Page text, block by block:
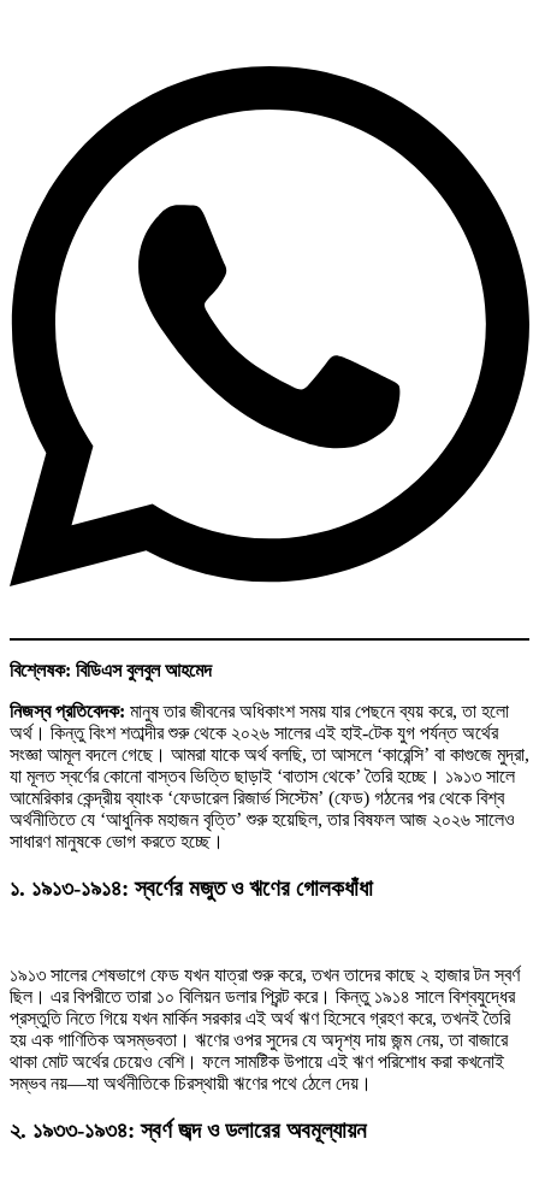
বিশ্লেষক: বিডিএস বুলবুল আহমেদ
নিজস্ব প্রতিবেদক: মানুষ তার জীবনের অধিকাংশ সময় যার পেছনে ব্যয় করে, তা হলো
অর্থ। কিন্তু বিংশ শতাব্দীর শুরু থেকে ২০২৬ সালের এই হাই-টেক যুগ পর্যন্ত অর্থের
সংজ্ঞা আমূল বদলে গেছে। আমরা যাকে অর্থ বলছি, তা আসলে ‘কারেন্সি’ বা কাগুজে মুদ্রা,
যা মূলত স্বর্ণের কোনো বাস্তব ভিত্তি ছাড়াই ‘বাতাস থেকে’ তৈরি হচ্ছে। ১৯১৩ সালে
আমেরিকার কেন্দ্রীয় ব্যাংক ‘ফেডারেল রিজার্ভ সিস্টেম’ (ফেড) গঠনের পর থেকে বিশ্ব
অর্থনীতিতে যে ‘আধুনিক মহাজন বৃত্তি’ শুরু হয়েছিল, তার বিষফল আজ ২০২৬ সালেও
সাধারণ মানুষকে ভোগ করতে হচ্ছে।
১. ১৯১৩-১৯১৪: স্বর্ণের মজুত ও ঋণের গোলকধাঁধা
১৯১৩ সালের শেষভাগে ফেড যখন যাত্রা শুরু করে, তখন তাদের কাছে ২ হাজার টন স্বর্ণ
ছিল। এর বিপরীতে তারা ১০ বিলিয়ন ডলার প্রিন্ট করে। কিন্তু ১৯১৪ সালে বিশ্বযুদ্ধের
প্রস্তুতি নিতে গিয়ে যখন মার্কিন সরকার এই অর্থ ঋণ হিসেবে গ্রহণ করে, তখনই তৈরি
হয় এক গাণিতিক অসম্ভবতা। ঋণের ওপর সুদের যে অদৃশ্য দায় জন্ম নেয়, তা বাজারে
থাকা মোট অর্থের চেয়েও বেশি। ফলে সামষ্টিক উপায়ে এই ঋণ পরিশোধ করা কখনোই
সম্ভব নয়—যা অর্থনীতিকে চিরস্থায়ী ঋণের পথে ঠেলে দেয়।
২. ১৯৩৩-১৯৩৪: স্বর্ণ জব্দ ও ডলারের অবমূল্যায়ন